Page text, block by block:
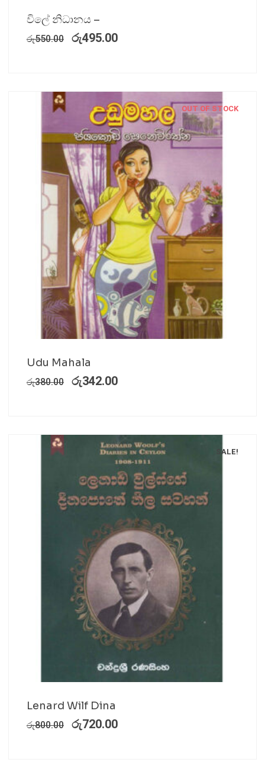
විලේ නිධානය –
රු550.00 රු495.00
OUT OF STOCK
Udu Mahala
රු380.00 රු342.00
SALE!
Lenard Wilf Dina
රු800.00 රු720.00